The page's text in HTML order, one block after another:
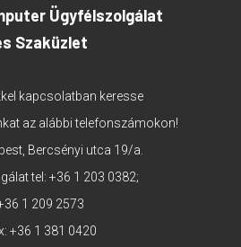
Ügyfélszolgálat
Szaküzlet
kapcsolatban keresse
az alábbi telefonszámokon!
Bercsényi utca 19/a.
tel: +36 1 203 0382;
1 209 2573
+36 1 381 0420